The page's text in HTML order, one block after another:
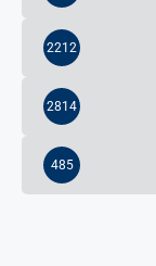
2212
2814
485